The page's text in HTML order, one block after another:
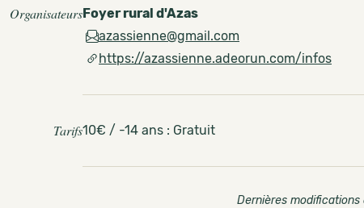
OrganisateursFoyer rural d'Azas
azassienne@gmail.com
https://azassienne.adeorun.com/infos
Tarifs10€ / -14 ans : Gratuit
Dernières